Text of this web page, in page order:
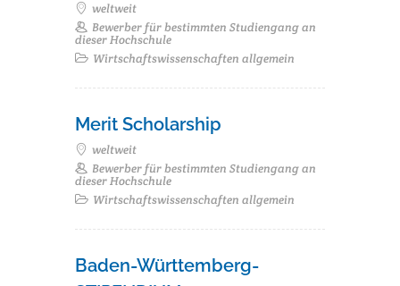
weltweit
Bewerber für bestimmten Studiengang an
dieser Hochschule
Wirtschaftswissenschaften allgemein
Merit Scholarship
weltweit
Bewerber für bestimmten Studiengang an
dieser Hochschule
Wirtschaftswissenschaften allgemein
Baden-Württemberg-